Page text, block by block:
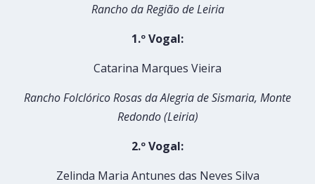
Rancho da Região de Leiria
1.º Vogal:
Catarina Marques Vieira
Rancho Folclórico Rosas da Alegria de Sismaria, Monte
Redondo (Leiria)
2.º Vogal:
Zelinda Maria Antunes das Neves Silva